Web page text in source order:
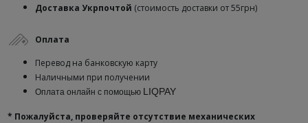
Доставка Укрпочтой (стоимость доставки от 55грн)
Оплата
Перевод на банковскую карту
Наличными при получении
Оплата онлайн с помощью LIQPAY
* Пожалуйста, проверяйте отсутствие механических